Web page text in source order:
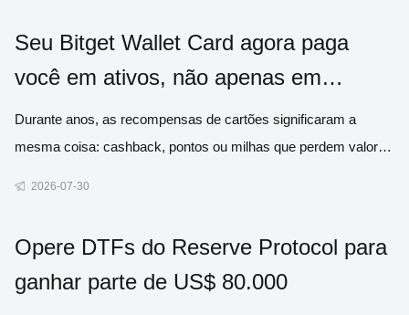
Seu Bitget Wallet Card agora paga
você em ativos, não apenas em
dinheiro
Durante anos, as recompensas de cartões significaram a
mesma coisa: cashback, pontos ou milhas que perdem valor
tokenizad
2026-07-30
Opere DTFs do Reserve Protocol para
ganhar parte de US$ 80.000